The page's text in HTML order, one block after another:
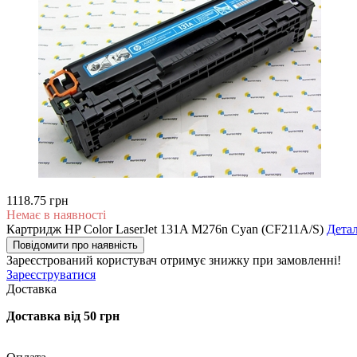
1118.75 грн
Немає в наявності
Картридж HP Color LaserJet 131A M276n Cyan (CF211A/S)
Повідомити про наявність
Зареєстрований користувач отримує знижку при замовленні!
Зареєструватися
Доставка
Доставка від 50 грн